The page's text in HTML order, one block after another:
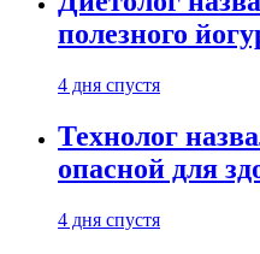
полезного
4 дня спустя
Технолог
опасной для
4 дня спустя